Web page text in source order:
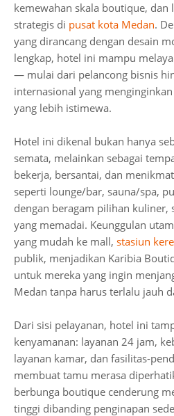
kemewahan skala boutique, dan
strategis di pusat kota Medan.
yang dirancang dengan desain
lengkap, hotel ini mampu
— mulai dari pelancong bisnis
internasional yang
yang lebih istimewa.
Hotel ini dikenal bukan hanya
semata, melainkan sebagai
bekerja, bersantai, dan
seperti lounge/bar, sauna/spa,
dengan beragam pilihan kuliner,
yang memadai. Keunggulan
yang mudah ke mall, stasiun
publik, menjadikan Karibia
untuk mereka yang ingin
Medan tanpa harus terlalu jauh
Dari sisi pelayanan, hotel ini
kenyamanan: layanan 24 jam,
layanan kamar, dan fasilitas-
membuat tamu merasa
berbunga boutique cenderung
tinggi dibanding penginapan